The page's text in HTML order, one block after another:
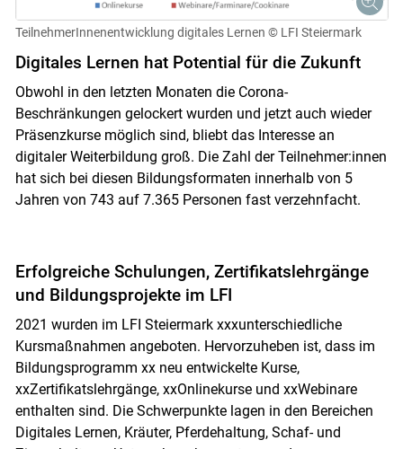
TeilnehmerInnenentwicklung digitales Lernen © LFI Steiermark
Digitales Lernen hat Potential für die Zukunft
Obwohl in den letzten Monaten die Corona-
Beschränkungen gelockert wurden und jetzt auch wieder
Präsenzkurse möglich sind, bliebt das Interesse an
digitaler Weiterbildung groß. Die Zahl der Teilnehmer:innen
hat sich bei diesen Bildungsformaten innerhalb von 5
Jahren von 743 auf 7.365 Personen fast verzehnfacht.
Erfolgreiche Schulungen, Zertifikatslehrgänge
und Bildungsprojekte im LFI
2021 wurden im LFI Steiermark xxxunterschiedliche
Kursmaßnahmen angeboten. Hervorzuheben ist, dass im
Bildungsprogramm xx neu entwickelte Kurse,
xxZertifikatslehrgänge, xxOnlinekurse und xxWebinare
enthalten sind. Die Schwerpunkte lagen in den Bereichen
Digitales Lernen, Kräuter, Pferdehaltung, Schaf- und